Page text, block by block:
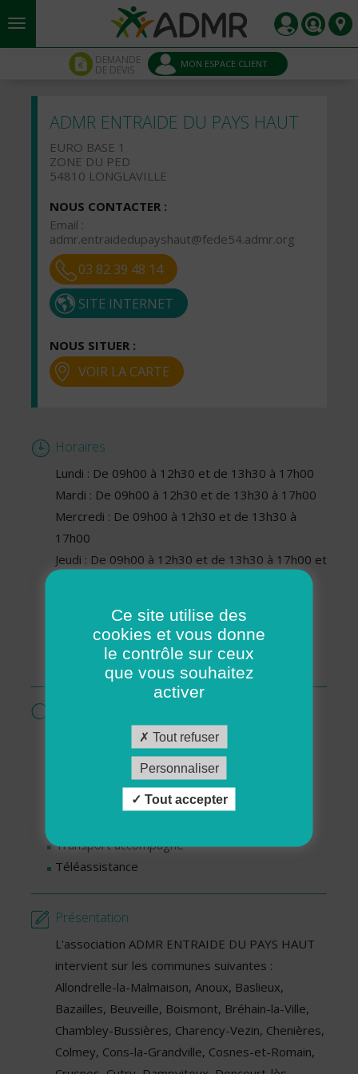
Aller au contenu principal
DEMANDE
DE DEVIS MON ESPACE CLIENT
ADMR ENTRAIDE DU PAYS HAUT
EURO BASE 1
ZONE DU PED
54810 LONGLAVILLE
NOUS CONTACTER :
Email :
admr.entraidedupayshaut@fede54.admr.org
03 82 39 48 14
SITE INTERNET
NOUS SITUER :
VOIR LA CARTE
Horaires
Lundi : De 09h00 à 12h30 et de 13h30 à 17h00
Mardi : De 09h00 à 12h30 et de 13h30 à 17h00
Mercredi : De 09h00 à 12h30 et de 13h30 à
17h00
Jeudi : De 09h00 à 12h30 et de 13h30 à 17h00 et
09h00 à 10h00
Vendredi : De 09h00 à 12h30 et de 13h30 à
Ménage - Repassage
Services pour personnes en situation de
Services pour séniors
Transport accompagné
Téléassistance
Présentation
L'association ADMR ENTRAIDE DU PAYS HAUT
intervient sur les communes suivantes :
Allondrelle-la-Malmaison, Anoux, Baslieux,
Bazailles, Beuveille, Boismont, Bréhain-la-Ville,
Chambley-Bussières, Charency-Vezin, Chenières,
Colmey, Cons-la-Grandville, Cosnes-et-Romain,
Panneau de gestion des cookies
Ce site utilise des
cookies et vous donne
le contrôle sur ceux
que vous souhaitez
activer
Tout refuser
Personnaliser
Tout accepter